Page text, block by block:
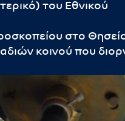
του Εθνικού
στο
κοινού που